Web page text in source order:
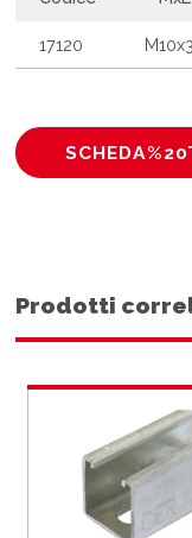
17120
Prodotti